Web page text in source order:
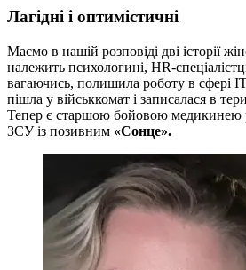
Лагідні і оптимістичні
Маємо в нашій розповіді дві історії
належить психологині, HR-
вагаючись, полишила роботу в сфері
пішла у військкомат і записалася в
Тепер є старшою бойовою медикинею
ЗСУ із позивним «Сонце».